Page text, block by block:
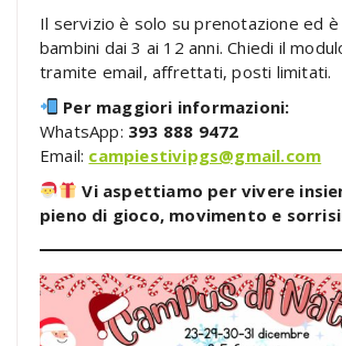
Il servizio è solo su prenotazione ed
bambini dai 3 ai 12 anni. Chiedi il
tramite email, affrettati, posti limitati.
Per maggiori informazioni:
WhatsApp: 393 888 9472
Email: campiestivipgs@gmail.com
Vi aspettiamo per vivere
pieno di gioco, movimento e